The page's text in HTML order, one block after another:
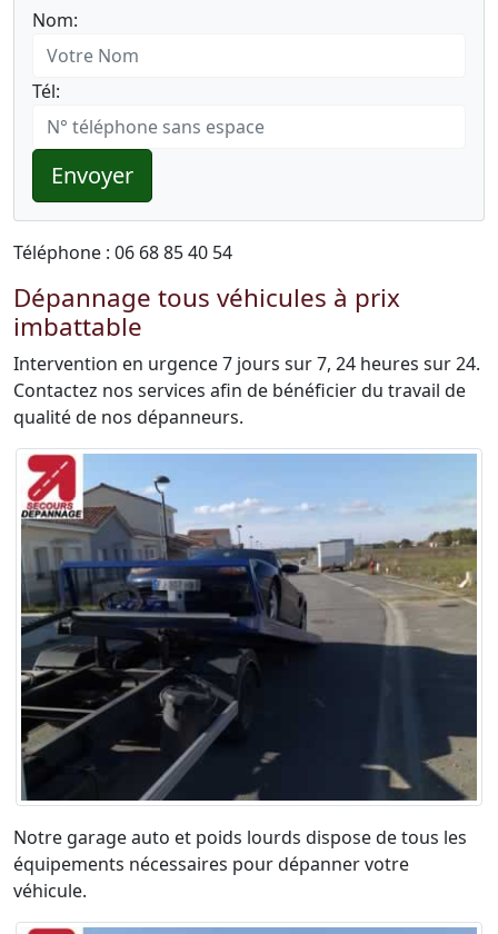
Nom:
Tél:
Envoyer
Téléphone : 06 68 85 40 54
Dépannage tous véhicules à prix
imbattable
Intervention en urgence 7 jours sur 7, 24 heures sur 24.
Contactez nos services afin de bénéficier du travail de
qualité de nos dépanneurs.
Notre garage auto et poids lourds dispose de tous les
équipements nécessaires pour dépanner votre
véhicule.